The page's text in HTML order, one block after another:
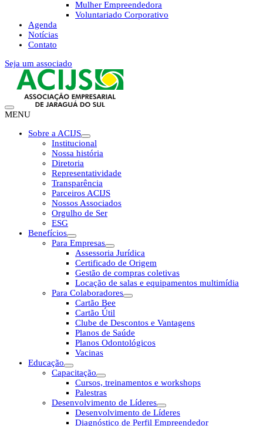
Mulher Empreendedora
Voluntariado Corporativo
Agenda
Notícias
Contato
Seja um associado
MENU
Sobre a ACIJS
Institucional
Nossa história
Diretoria
Representatividade
Transparência
Parceiros ACIJS
Nossos Associados
Orgulho de Ser
ESG
Benefícios
Para Empresas
Assessoria Jurídica
Certificado de Origem
Gestão de compras coletivas
Locação de salas e equipamentos multimídia
Para Colaboradores
Cartão Bee
Cartão Útil
Clube de Descontos e Vantagens
Planos de Saúde
Planos Odontológicos
Vacinas
Educação
Capacitação
Cursos, treinamentos e workshops
Palestras
Desenvolvimento de Líderes
Desenvolvimento de Líderes
Diagnóstico de Perfil Empreendedor